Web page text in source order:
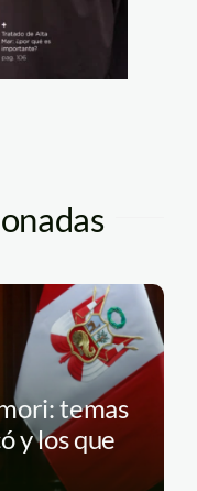
temas
y los que